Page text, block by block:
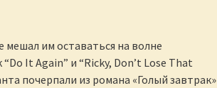
мешал им оставаться на волне
It Again” и “Ricky, Don’t Lose That
почерпали из романа «Голый завтрак»